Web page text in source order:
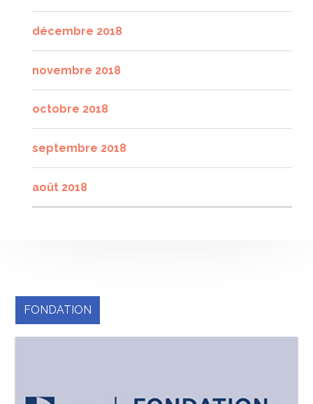
décembre 2018
novembre 2018
octobre 2018
septembre 2018
août 2018
FONDATION